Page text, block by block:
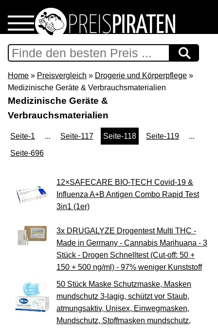
Home
Download
Preispiraten auf Facebook
Support & Newsletter
Presse
Datenschutz
Impressum
Home » Preisvergleich » Drogerie und Körperpflege »
Medizinische Geräte & Verbrauchsmaterialien
Medizinische Geräte &
Verbrauchsmaterialien
Seite-1 ... Seite-117 Seite-118 Seite-119 ...
Seite-696
12×SAFECARE BIO-TECH Covid-19 &
Influenza A+B Antigen Combo Rapid Test
3in1 (1er)
3x DRUGALYZE Drogentest Multi THC -
Made in Germany - Cannabis Marihuana - 3
Stück - Drogen Schnelltest (Cut-off: 50 +
150 + 500 ng/ml) - 97% weniger Kunststoff
50 Stück Maske Schutzmaske, Masken
mundschutz 3-lagig, schützt vor Staub,
atmungsaktiv, Unisex, Einwegmasken,
Mundschutz, Stoffmasken mundschutz,